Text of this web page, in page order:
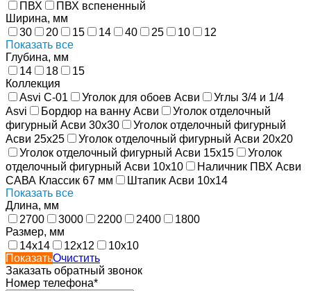
ПВХ
ПВХ вспененный
Ширина, мм
30
20 15 14 40 25 10
12
Показать все
Глубина, мм
14
18
15
Коллекция
Asvi C-01
Уголок для обоев Асви
Углы 3/4 и 1/4
Asvi
Бордюр на ванну Асви
Уголок отделочный
фигурный Асви 30х30
Уголок отделочный фигурный
Асви 25х25
Уголок отделочный фигурный Асви 20х20
Уголок отделочный фигурный Асви 15х15
Уголок
отделочный фигурный Асви 10х10
Наличник ПВХ Асви
САВА Классик 67 мм
Штапик Асви 10х14
Показать все
Длина, мм
2700
3000 2200 2400
1800
Размер, мм
14х14
12х12
10х10
ПоказатьОчистить
Заказать обратный звонок
Номер телефона*